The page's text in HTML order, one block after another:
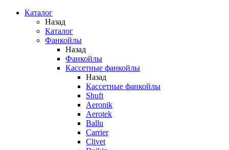
Каталог
Назад
Каталог
Фанкойлы
Назад
Фанкойлы
Кассетные фанкойлы
Назад
Кассетные фанкойлы
Shuft
Aeronik
Aerotek
Ballu
Carrier
Clivet